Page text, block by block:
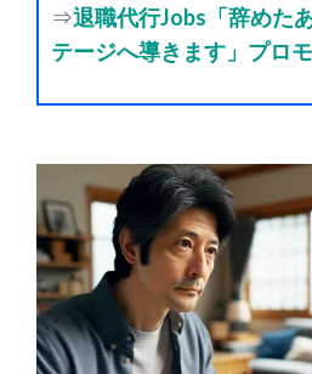
⇒退職代行Jobs「辞めた
テージへ導きます」プロ